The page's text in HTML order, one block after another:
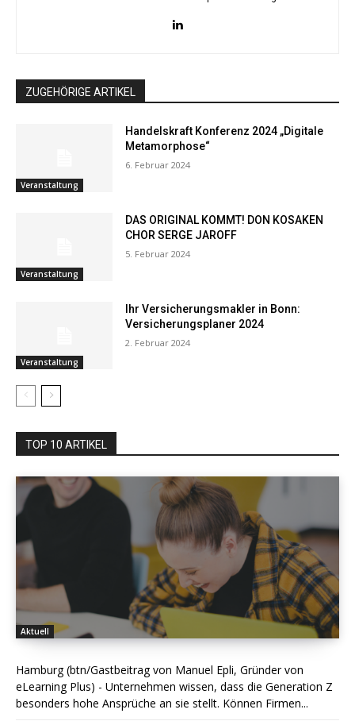
ZUGEHÖRIGE ARTIKEL
Veranstaltung
Handelskraft Konferenz 2024 „Digitale
Metamorphose“
6. Februar 2024
Veranstaltung
DAS ORIGINAL KOMMT! DON KOSAKEN
CHOR SERGE JAROFF
5. Februar 2024
Veranstaltung
Ihr Versicherungsmakler in Bonn:
Versicherungsplaner 2024
2. Februar 2024
TOP 10 ARTIKEL
Aktuell
Hamburg (btn/Gastbeitrag von Manuel Epli, Gründer von
eLearning Plus) - Unternehmen wissen, dass die Generation Z
besonders hohe Ansprüche an sie stellt. Können Firmen...